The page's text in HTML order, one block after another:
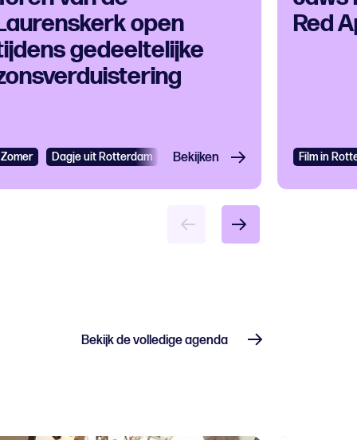
Cultureel festival Varia Grootstedelijk evenement
open
gedeeltelijke
Zomer Dagje uit Rotterdam Varia
Bekijken
Red
Film in
Bekijk de volledige agenda